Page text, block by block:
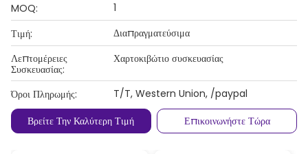
MOQ:
1
Τιμή:
Διαπραγματεύσιμα
Λεπτομέρειες
Συσκευασίας:
Χαρτοκιβώτιο συσκευασίας
Όροι Πληρωμής:
T/T, Western Union, /paypal
Βρείτε Την Καλύτερη Τιμή
Επικοινωνήστε Τώρα